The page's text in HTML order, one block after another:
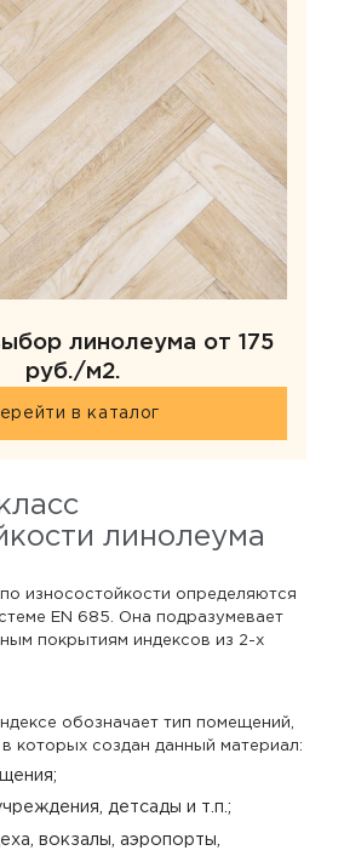
линолеума от 175
руб./м2.
в каталог
линолеума
износостойкости определяются
EN 685. Она подразумевает
покрытиям индексов из 2-х
обозначает тип помещений,
которых создан данный материал:
детсады и т.п.;
вокзалы, аэропорты,